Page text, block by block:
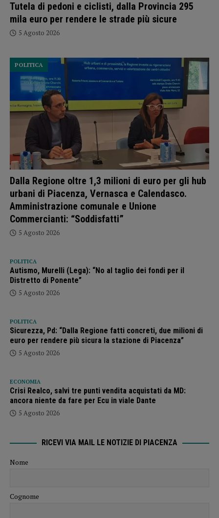
Tutela di pedoni e ciclisti, dalla Provincia 295
mila euro per rendere le strade più sicure
5 Agosto 2026
Dalla Regione oltre 1,3 milioni di euro per gli hub
urbani di Piacenza, Vernasca e Calendasco.
Amministrazione comunale e Unione
Commercianti: “Soddisfatti”
POLITICA
5 Agosto 2026
POLITICA
Autismo, Murelli (Lega): “No al taglio dei fondi per il
Distretto di Ponente”
5 Agosto 2026
POLITICA
Sicurezza, Pd: “Dalla Regione fatti concreti, due milioni di
euro per rendere più sicura la stazione di Piacenza”
5 Agosto 2026
ECONOMIA
Crisi Realco, salvi tre punti vendita acquistati da MD:
ancora niente da fare per Ecu in viale Dante
5 Agosto 2026
RICEVI VIA MAIL LE NOTIZIE DI PIACENZA
Nome
Cognome